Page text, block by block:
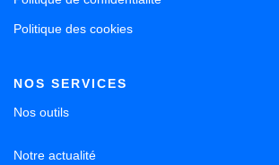
Politique des cookies
NOS SERVICES
Nos outils
Notre actualité